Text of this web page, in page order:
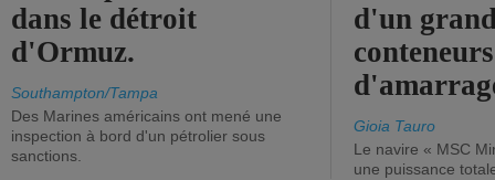
dans le détroit
d'Ormuz.
Southampton/Tampa
Des Marines américains ont mené une
inspection à bord d'un pétrolier sous
sanctions.
d'un
Gioia Tauro
Le navire « MSC
une puissance